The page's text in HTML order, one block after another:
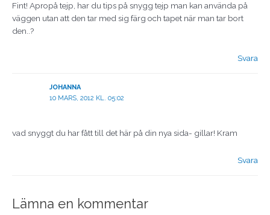
Fint! Apropå tejp, har du tips på snygg tejp man kan använda på
väggen utan att den tar med sig färg och tapet när man tar bort
den..?
Svara
JOHANNA
10 MARS, 2012 KL. 05:02
vad snyggt du har fått till det här på din nya sida- gillar! Kram
Svara
Lämna en kommentar